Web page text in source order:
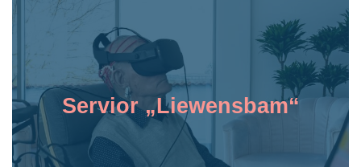
Servior „Liewensbam“